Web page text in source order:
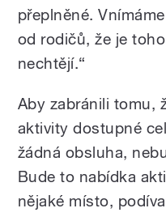
přeplněné.
od rodičů, že je
nechtějí.“
Aby zabránili tomu,
aktivity dostupné
žádná obsluha,
Bude to nabídka
nějaké místo,